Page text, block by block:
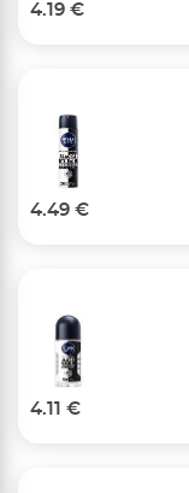
4.19 €
4.49 €
4.11 €